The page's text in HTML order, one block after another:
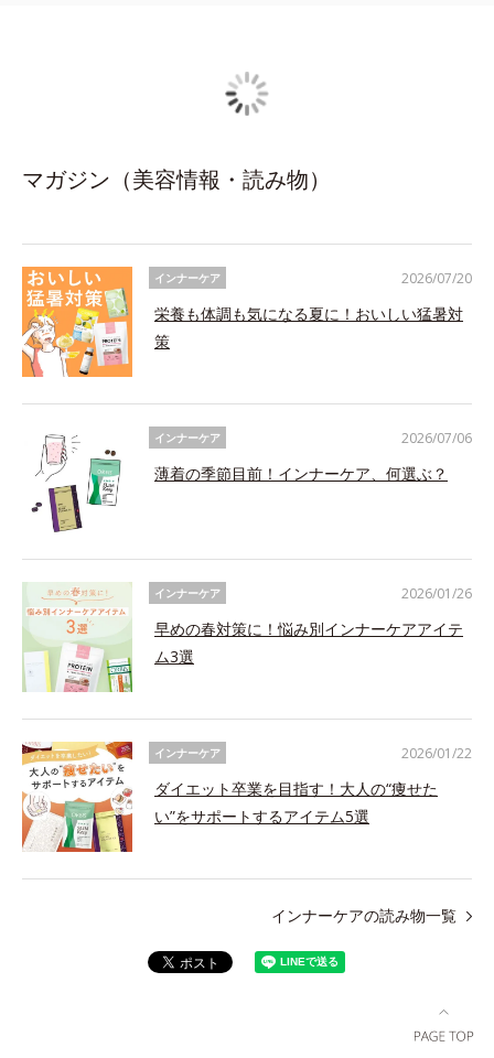
マガジン（美容情報・読み物）
インナーケア
栄養も体調も気になる夏に！おいしい猛暑対
策
2026/07/20
インナーケア
薄着の季節目前！インナーケア、何選ぶ？
2026/07/06
インナーケア
早めの春対策に！悩み別インナーケアアイテ
ム3選
2026/01/26
インナーケア
ダイエット卒業を目指す！大人の“痩せた
い”をサポートするアイテム5選
2026/01/22
インナーケアの読み物一覧